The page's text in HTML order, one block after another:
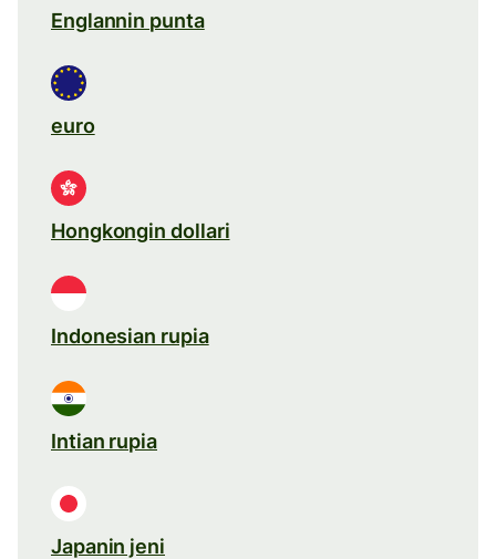
Englannin punta
euro
Hongkongin dollari
Indonesian rupia
Intian rupia
Japanin jeni